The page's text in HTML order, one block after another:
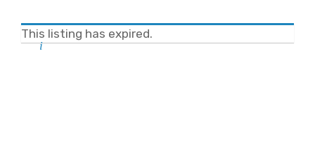
This listing has expired.